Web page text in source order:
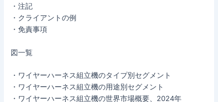
・注記
・クライアントの例
・免責事項
図一覧
・ワイヤーハーネス組立機のタイプ別セグメント
・ワイヤーハーネス組立機の用途別セグメント
・ワイヤーハーネス組立機の世界市場概要、2024年